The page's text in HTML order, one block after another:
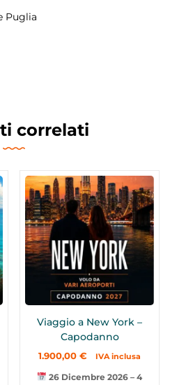
Puglia
correlati
Viaggio a New York –
Capodanno
1.900,00 € IVA inclusa
26 Dicembre 2026 – 4